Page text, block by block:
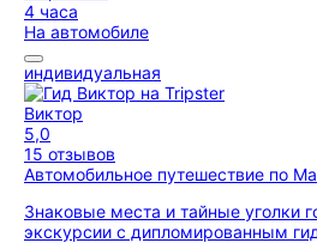
4 часа
На автомобиле
индивидуальная
Виктор
5,0
15 отзывов
Автомобильное путешествие по
Знаковые места и тайные уголки
экскурсии с дипломированным